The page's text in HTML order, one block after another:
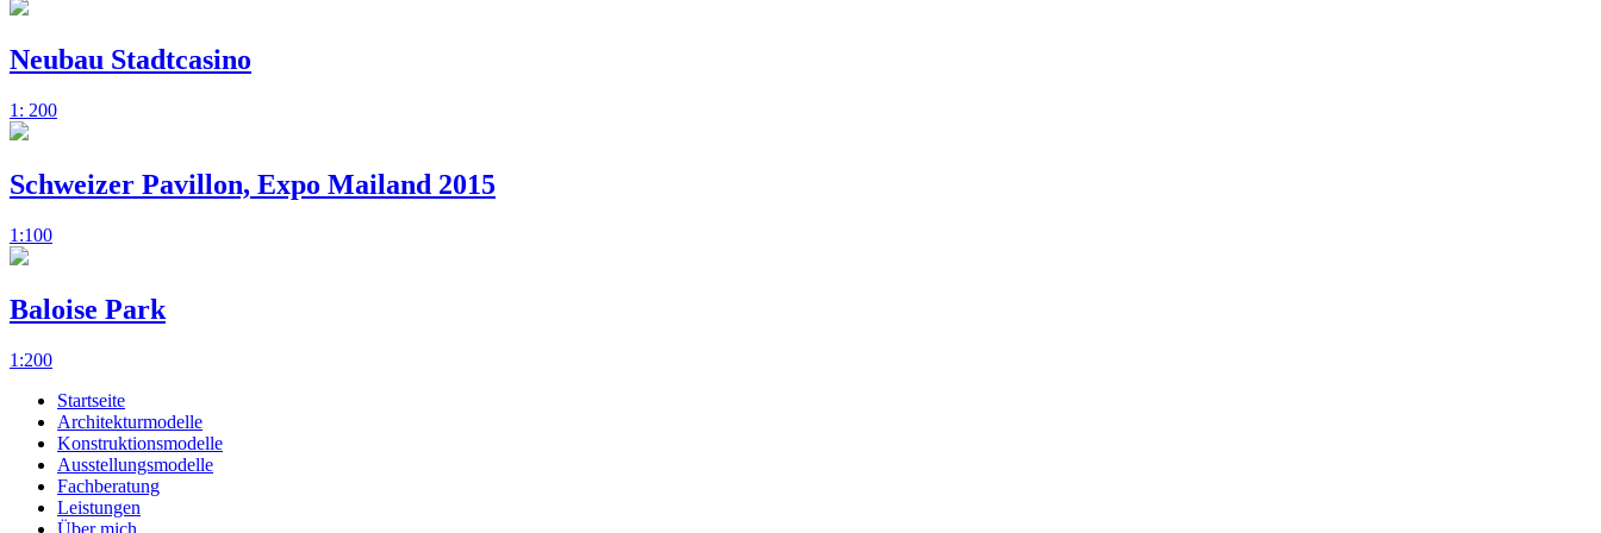
Neubau Stadtcasino
1: 200
Schweizer Pavillon, Expo Mailand 2015
1:100
Baloise Park
1:200
Startseite
Architekturmodelle
Konstruktionsmodelle
Ausstellungsmodelle
Fachberatung
Leistungen
Über mich